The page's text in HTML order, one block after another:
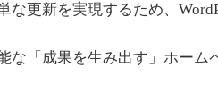
更新を実現するため、
「成果を生み出す」ホーム